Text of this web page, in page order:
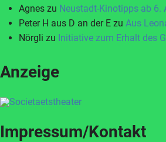
Agnes zu Neustadt-Kinotipps ab 6.
Peter H aus D an der E zu Aus
Nörgli zu Initiative zum Erhalt des
Anzeige
Impressum/Kontakt